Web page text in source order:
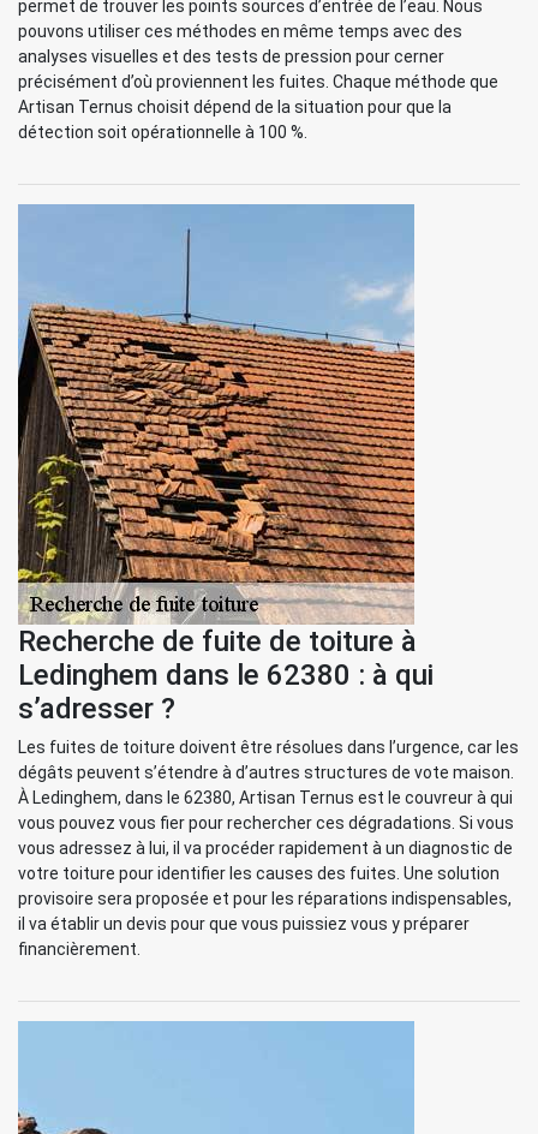
permet de trouver les points sources d’entrée de l’eau. Nous
pouvons utiliser ces méthodes en même temps avec des
analyses visuelles et des tests de pression pour cerner
précisément d’où proviennent les fuites. Chaque méthode que
Artisan Ternus choisit dépend de la situation pour que la
détection soit opérationnelle à 100 %.
Recherche de fuite de toiture à
Ledinghem dans le 62380 : à qui
s’adresser ?
Les fuites de toiture doivent être résolues dans l’urgence, car les
dégâts peuvent s’étendre à d’autres structures de vote maison.
À Ledinghem, dans le 62380, Artisan Ternus est le couvreur à qui
vous pouvez vous fier pour rechercher ces dégradations. Si vous
vous adressez à lui, il va procéder rapidement à un diagnostic de
votre toiture pour identifier les causes des fuites. Une solution
provisoire sera proposée et pour les réparations indispensables,
il va établir un devis pour que vous puissiez vous y préparer
financièrement.